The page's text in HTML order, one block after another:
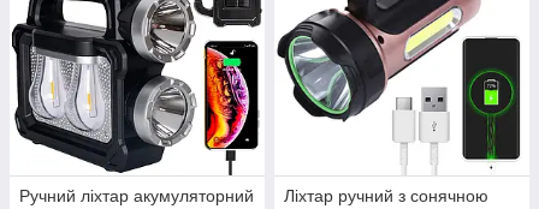
Ручний ліхтар акумуляторний
Ліхтар ручний з сонячною